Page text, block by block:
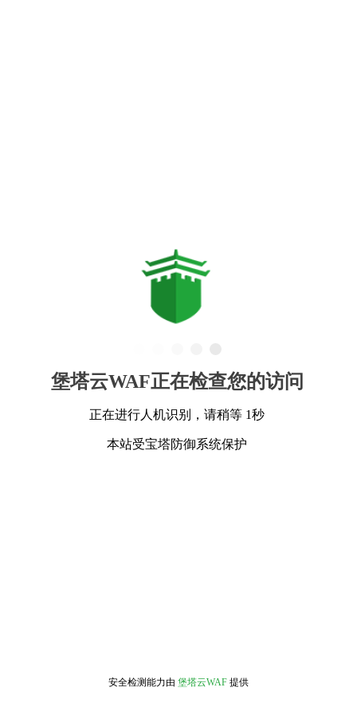
堡塔云WAF正在检查您的访问
正在进行人机识别，请稍等 1秒
本站受宝塔防御系统保护
安全检测能力由 堡塔云WAF 提供